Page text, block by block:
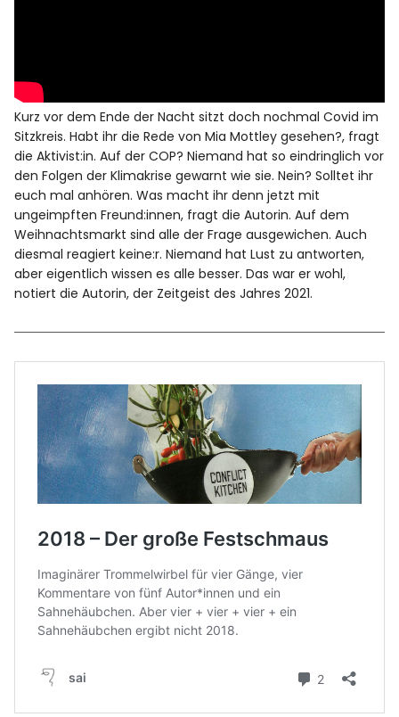
Kurz vor dem Ende der Nacht sitzt doch nochmal Covid im
Sitzkreis. Habt ihr die Rede von Mia Mottley gesehen?, fragt
die Aktivist:in. Auf der COP? Niemand hat so eindringlich vor
den Folgen der Klimakrise gewarnt wie sie. Nein? Solltet ihr
euch mal anhören. Was macht ihr denn jetzt mit
ungeimpften Freund:innen, fragt die Autorin. Auf dem
Weihnachtsmarkt sind alle der Frage ausgewichen. Auch
diesmal reagiert keine:r. Niemand hat Lust zu antworten,
aber eigentlich wissen es alle besser. Das war er wohl,
notiert die Autorin, der Zeitgeist des Jahres 2021.